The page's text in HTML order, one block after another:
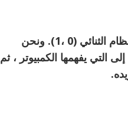
: هي التعامل مع جهاز الكمبيوتر ومخاطبته باللغة التي يفهمها وهي النظام الثنائي (0 ،1). ونحن
التي يفهمها الكمبيوتر ، ثم